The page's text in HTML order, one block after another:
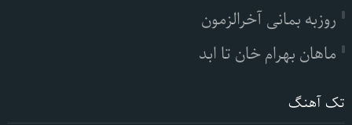
روزبه بمانی آخرالزمون
ماهان بهرام خان تا ابد
تک آهنگ